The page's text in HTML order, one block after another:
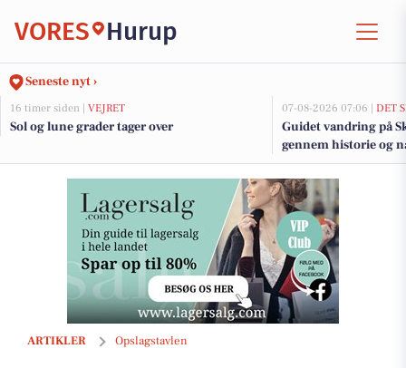
VORES Hurup
Seneste nyt ›
16 timer siden | VEJRET
Sol og lune grader tager over
07-08-2026 07:06 | DET
Guidet vandring på
gennem historie og
ARTIKLER Opslagstavlen
EDC Hurup Thy præsenterer renoveret murermestervilla på